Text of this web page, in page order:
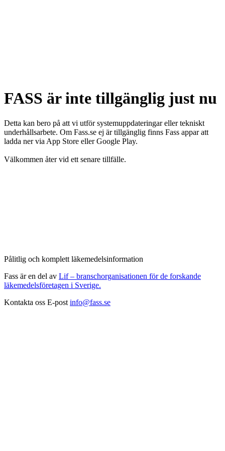
FASS är inte tillgänglig just nu
Detta kan bero på att vi utför systemuppdateringar eller tekniskt
underhållsarbete. Om Fass.se ej är tillgänglig finns Fass appar att
ladda ner via App Store eller Google Play.
Välkommen åter vid ett senare tillfälle.
Pålitlig och komplett läkemedelsinformation
Fass är en del av Lif – branschorganisationen för de forskande
läkemedelsföretagen i Sverige.
Kontakta oss E-post info@fass.se